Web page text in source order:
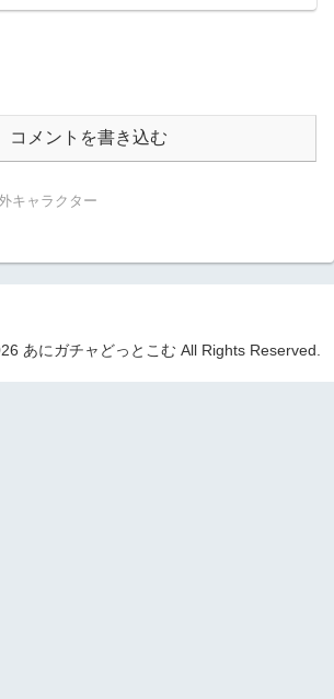
コメントを書き込む
キャラクター
あにガチャどっとこむ All Rights Reserved.